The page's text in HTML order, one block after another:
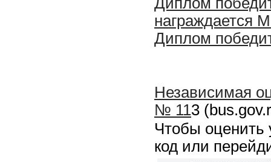
награждается
Диплом
Независимая
№ 113
Чтобы оценить
код или